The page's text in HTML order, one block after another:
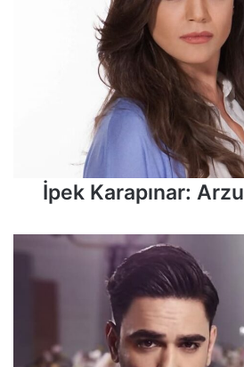
İpek Karapınar: Arzu